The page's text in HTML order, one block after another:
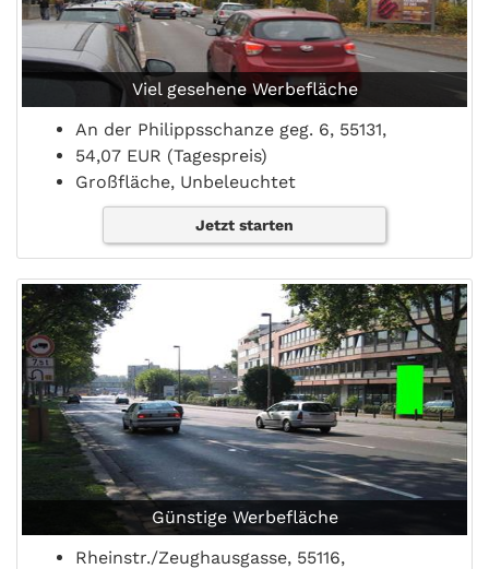
Viel gesehene Werbefläche
An der Philippsschanze geg. 6, 55131,
54,07 EUR (Tagespreis)
Großfläche, Unbeleuchtet
Jetzt starten
Günstige Werbefläche
Rheinstr./Zeughausgasse, 55116,